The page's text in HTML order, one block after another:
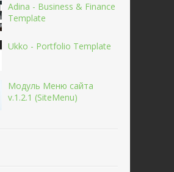
Adina - Business & Finance
Template
Ukko - Portfolio Template
Модуль Меню сайта
v.1.2.1 (SiteMenu)